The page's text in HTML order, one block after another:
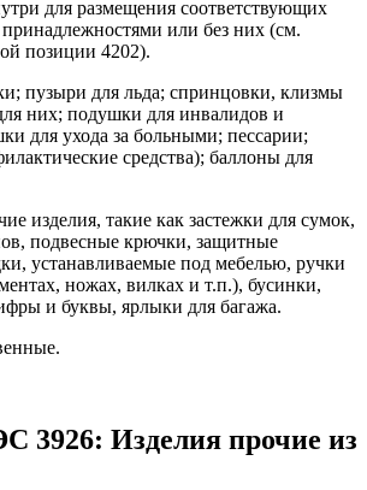
для размещения соответствующих
или без них (см.
позиции 4202).
пузыри для льда; спринцовки, клизмы
них; подушки для инвалидов и
для ухода за больными; пессарии;
средства); баллоны для
изделия, такие как застежки для сумок,
подвесные крючки, защитные
устанавливаемые под мебелью, ручки
ножах, вилках и т.п.), бусинки,
и буквы, ярлыки для багажа.
3926: Изделия прочие из